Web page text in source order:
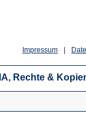
Impressum
Rechte &